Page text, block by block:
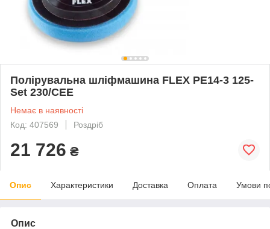
Полірувальна шліфмашина FLEX PE14-3 125-
Set 230/CEE
Немає в наявності
Код: 407569
Роздріб
21 726 ₴
Опис Характеристики Доставка Оплата Умови
Опис